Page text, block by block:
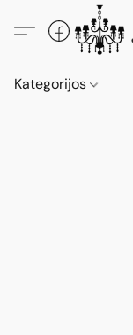
Kategorijos